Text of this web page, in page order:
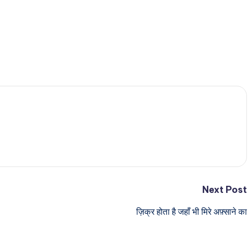
Next Post
ज़िक्र होता है जहाँ भी मिरे अफ़्साने का